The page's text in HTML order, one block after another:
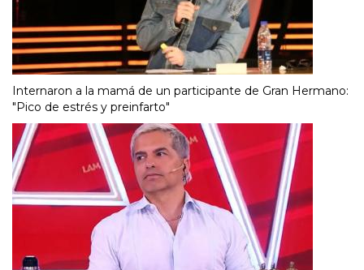
Internaron a la mamá de un participante de Gran Hermano:
"Pico de estrés y preinfarto"